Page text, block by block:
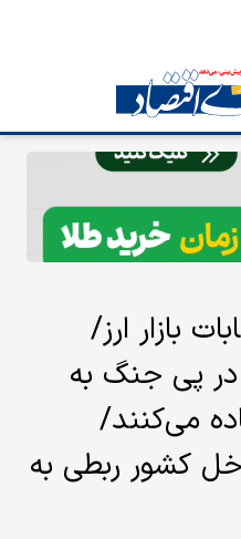
بازار ارز/
در پی جنگ به
می‌کنند/
کشور ربطی به